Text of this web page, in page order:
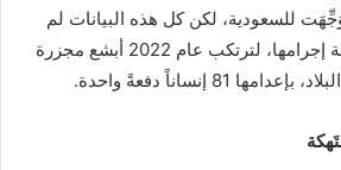
وُجِّهَت للسعودية، لكن كل هذه البيانات لم
تثنِ السعودية عن مواصلة إجرامها، لترتكب عام 2022 أبشع مجزرة
81 إنساناً دفعةً واحدة.